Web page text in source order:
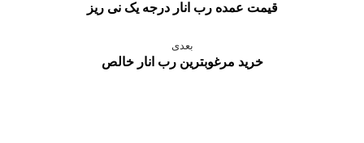
قیمت عمده رب انار درجه یک نی ریز
بعدی
خرید مرغوبترین رب انار خالص